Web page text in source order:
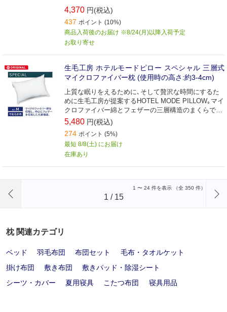
4,370 円(税込)
437 ポイント (10%)
商品入荷後のお届け ※8/24(月)以降入荷予定
お取り寄せ
生毛工房 ホテルモードピロー スペシャル 三層式
マイクロファイバー枕 (使用時の高さ:約3-4cm)
上質な眠りをえるために､そして贅沢な時間にするた
めに生毛工房が提案するHOTEL MODE PILLOW｡マイ
クロファイバー綿とフェザーの三層構造のまくらで
す｡
5,480 円(税込)
274 ポイント (5%)
最短 8/8(土) にお届け
在庫あり
1 〜 24 件を表示 （全 350 件）
1 / 15
枕 関連カテゴリ
ベッド 羽毛布団 布団セット
毛布・タオルケット
掛け布団
敷き布団
敷きパッド・除湿シート
シーツ・カバー
夏用寝具 こたつ布団 寝具用品